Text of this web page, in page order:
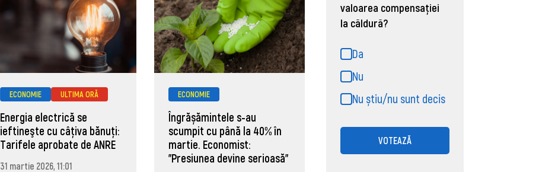
ECONOMIE ULTIMA ORĂ
Energia electrică se
ieftineşte cu câţiva bănuţi:
Tarifele aprobate de ANRE
31 martie 2026, 11:01
ECONOMIE
Îngrășămintele s-au
scumpit cu până la 40% în
martie. Economist:
"Presiunea devine serioasă"
valoarea compensației
la căldură?
Da
Nu
Nu știu/nu sunt decis
VOTEAZĂ